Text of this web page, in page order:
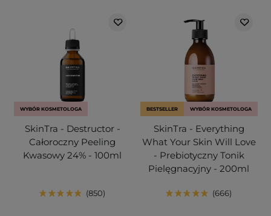
WYBÓR KOSMETOLOGA
SkinTra - Destructor -
Całoroczny Peeling
Kwasowy 24% - 100ml
850
BESTSELLER WYBÓR KOSMETOLOGA
SkinTra - Everything
What Your Skin Will Love
- Prebiotyczny Tonik
Pielęgnacyjny - 200ml
666